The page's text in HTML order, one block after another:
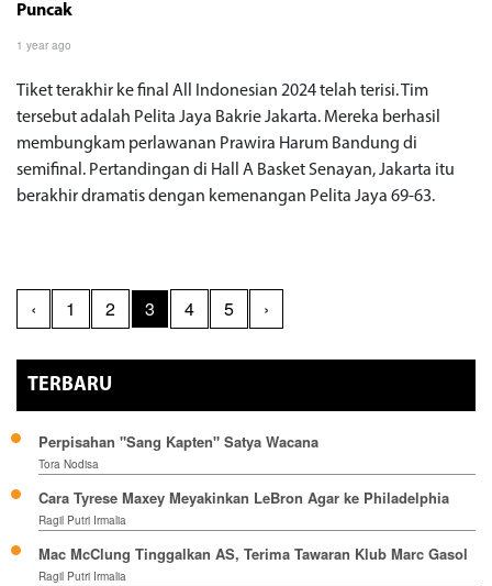
Puncak
1 year ago
Tiket terakhir ke final All Indonesian 2024 telah terisi. Tim
tersebut adalah Pelita Jaya Bakrie Jakarta. Mereka berhasil
membungkam perlawanan Prawira Harum Bandung di
semifinal. Pertandingan di Hall A Basket Senayan, Jakarta itu
berakhir dramatis dengan kemenangan Pelita Jaya 69-63.
‹ 1 2 3 4 5 ›
TERBARU
Perpisahan "Sang Kapten" Satya Wacana
Tora Nodisa
Cara Tyrese Maxey Meyakinkan LeBron Agar ke Philadelphia
Ragil Putri Irmalia
Mac McClung Tinggalkan AS, Terima Tawaran Klub Marc Gasol
Ragil Putri Irmalia